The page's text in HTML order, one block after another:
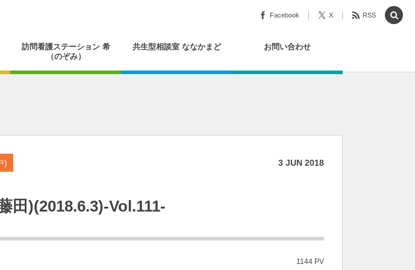
Facebook X RSS
訪問看護ステーション 希
（のぞみ）
共生型相談室 ななかまど お問い合わせ
) 3 JUN 2018
田)(2018.6.3)-Vol.111-
1144 PV